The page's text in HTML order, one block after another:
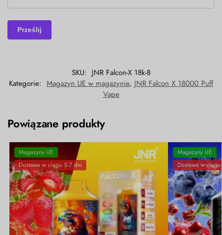
SKU: JNR Falcon-X 18k-8
Kategorie: Magazyn UE w magazynie, JNR Falcon X 18000 Puff
Vape
Powiązane produkty
Magazyny UE
Dostawa w ciągu 5-7 dni
Magazyny UE
Dostawa w